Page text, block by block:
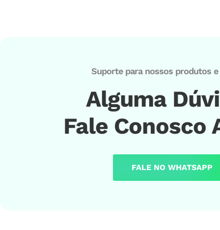
Suporte para nossos produtos
Alguma
Fale Conosco
FALE NO WHATSAPP